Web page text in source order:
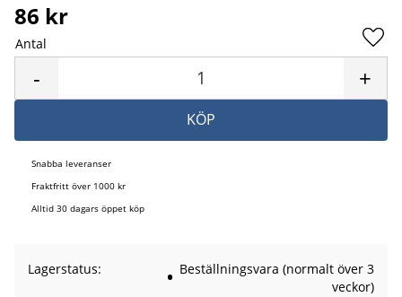
86 kr
Antal
+
-
KÖP
Snabba leveranser
Fraktfritt över 1000 kr
Alltid 30 dagars öppet köp
Lagerstatus
Beställningsvara (normalt över 3
veckor)